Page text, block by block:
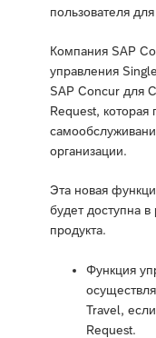
пользователя
Компания SAP
управления
SAP Concur для
Request,
организации.
Эта новая
будет доступна в
продукта.
Функция
Travel,
Request.